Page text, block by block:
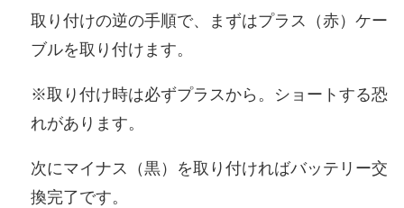
取り付けの逆の手順で、まずはプラス（赤）ケー
ブルを取り付けます。
※取り付け時は必ずプラスから。ショートする恐
れがあります。
次にマイナス（黒）を取り付ければバッテリー交
換完了です。